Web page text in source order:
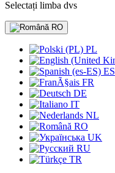
Selectați limba dvs
RO
PL
ES
FR
DE
IT
NL
RO
UK
RU
TR